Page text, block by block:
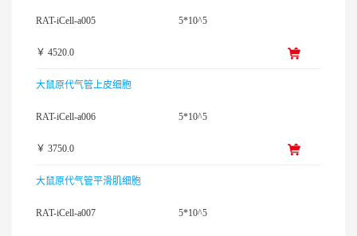
RAT-iCell-a005 5*10^5
￥ 4520.0
大鼠原代气管上皮细胞
RAT-iCell-a006 5*10^5
￥ 3750.0
大鼠原代气管平滑肌细胞
RAT-iCell-a007 5*10^5